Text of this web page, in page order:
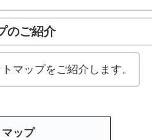
のご紹介
マップをご紹介します。
ップ